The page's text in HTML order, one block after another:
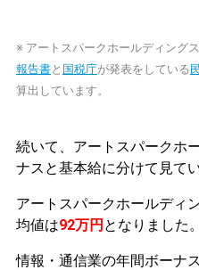
※ アートスパークホールディング
報告書と 国税庁が発表をしている
算出しています。
続いて、アートスパークホ
ナスと基本給に分けて見て
アートスパークホールディ
均値は92万円 となりました。
情報・通信業の年間ボーナ